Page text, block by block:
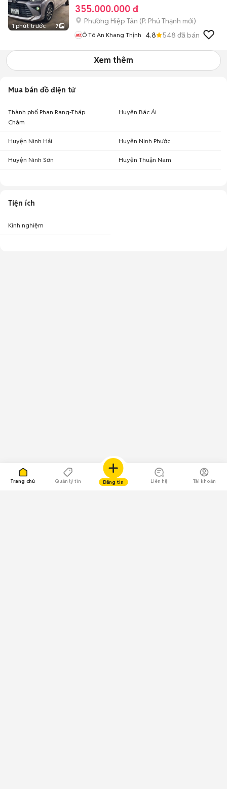
Trang chủ Quản lý tin Đăng tin Liên hệ Tài khoản
1 phút trước 7
355.000.000 đ
Phường Hiệp Tân (P. Phú Thạnh mới)
Ô Tô An Khang Thịnh 4.8 548 đã bán
Xem thêm
Mua bán đồ điện tử
Thành phố Phan Rang-Tháp
Chàm
Huyện Bác Ái
Huyện Ninh Hải Huyện Ninh Phước
Huyện Ninh Sơn Huyện Thuận Nam
Tiện ích
Kinh nghiệm